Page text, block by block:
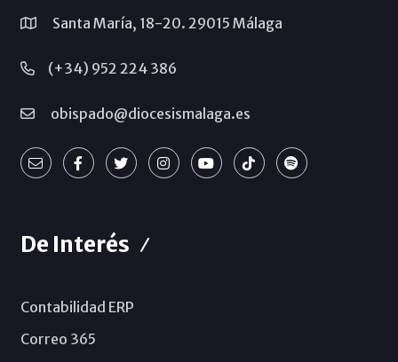
Santa María, 18-20. 29015 Málaga
(+34) 952 224 386
obispado@diocesismalaga.es
De Interés
Contabilidad ERP
Correo 365